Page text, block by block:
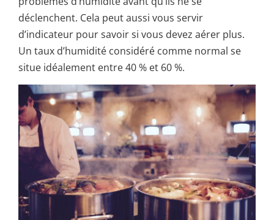
déclenchent. Cela peut aussi vous servir
d’indicateur pour savoir si vous devez aérer plus.
Un taux d’humidité considéré comme normal se
situe idéalement entre 40 % et 60 %.